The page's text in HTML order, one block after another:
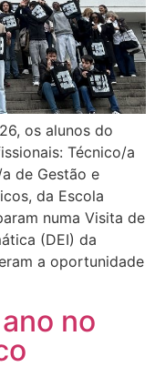
os alunos do
Técnico/a
de Gestão e
da Escola
numa Visita de
(DEI) da
a oportunidade
no